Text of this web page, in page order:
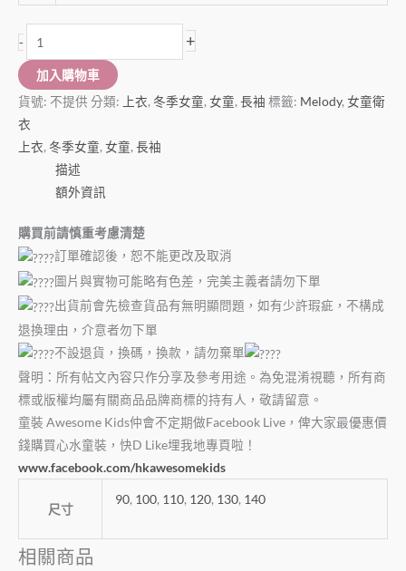
- +
加入購物車
貨號: 不提供 分類: 上衣, 冬季女童, 女童, 長袖 標籤: Melody, 女童衛
衣
上衣, 冬季女童, 女童, 長袖
描述
額外資訊
購買前請慎重考慮清楚
訂單確認後，恕不能更改及取消
圖片與實物可能略有色差，完美主義者請勿下單
出貨前會先檢查貨品有無明顯問題，如有少許瑕疵，不構成
退換理由，介意者勿下單
不設退貨，換碼，換款，請勿棄單
聲明：所有帖文內容只作分享及參考用途。為免混淆視聽，所有商
標或版權均屬有關商品品牌商標的持有人，敬請留意。
童裝 Awesome Kids仲會不定期做Facebook Live ，俾大家最優惠價
錢購買心水童裝，快D Like埋我地專頁啦！
www.facebook.com/hkawesomekids
尺寸
90, 100, 110, 120, 130, 140
相關商品